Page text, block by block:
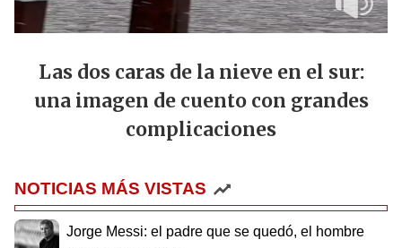
Las dos caras de la nieve en el sur:
una imagen de cuento con grandes
complicaciones
NOTICIAS MÁS VISTAS
Jorge Messi: el padre que se quedó, el hombre